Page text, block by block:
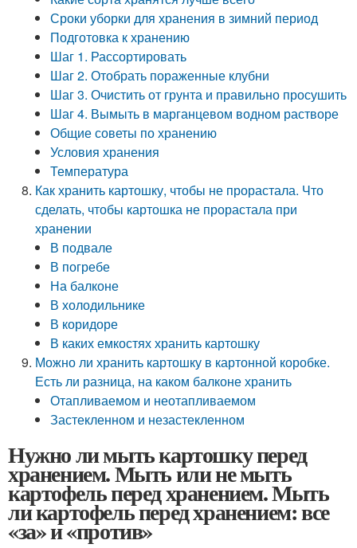
Сроки уборки для хранения в зимний период
Подготовка к хранению
Шаг 1. Рассортировать
Шаг 2. Отобрать пораженные клубни
Шаг 3. Очистить от грунта и правильно просушить
Шаг 4. Вымыть в марганцевом водном растворе
Общие советы по хранению
Условия хранения
Температура
Как хранить картошку, чтобы не прорастала. Что
сделать, чтобы картошка не прорастала при
хранении
В подвале
В погребе
На балконе
В холодильнике
В коридоре
В каких емкостях хранить картошку
Можно ли хранить картошку в картонной коробке.
Есть ли разница, на каком балконе хранить
Отапливаемом и неотапливаемом
Застекленном и незастекленном
Нужно ли мыть картошку перед
хранением. Мыть или не мыть
картофель перед хранением. Мыть
ли картофель перед хранением: все
«за» и «против»